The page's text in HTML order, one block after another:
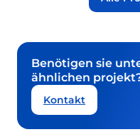
Benötigen sie
ähnlichen
Kontakt